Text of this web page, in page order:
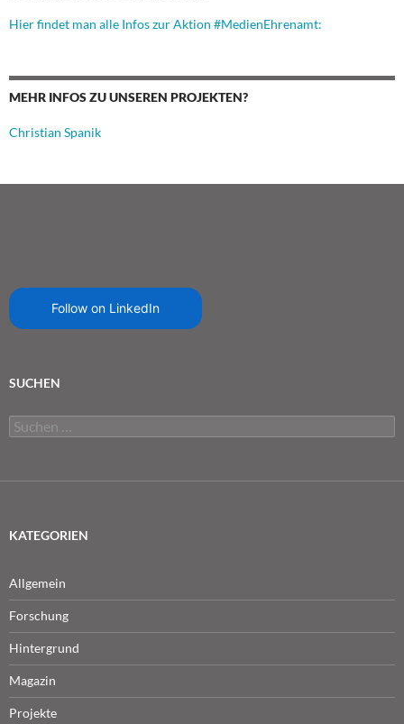
Hier findet man alle Infos zur Aktion #MedienEhrenamt:
MEHR INFOS ZU UNSEREN PROJEKTEN?
Christian Spanik
Follow on LinkedIn
SUCHEN
Suchen
nach:
KATEGORIEN
Allgemein
Forschung
Hintergrund
Magazin
Projekte